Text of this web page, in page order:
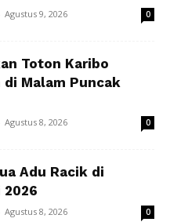
Agustus 9, 2026 0
Toton Karibo
di Malam Puncak
Agustus 8, 2026 0
Adu Racik di
2026
Agustus 8, 2026 0